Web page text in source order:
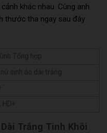
khác nhau. Cùng anh
thước tha ngay sau đây
Trắng Tinh Khôi